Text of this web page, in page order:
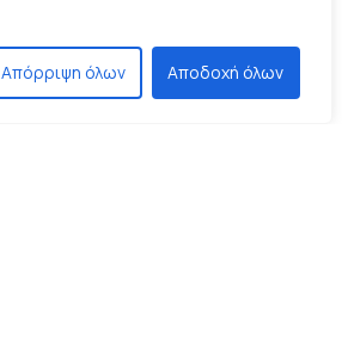
Απόρριψη όλων Αποδοχή όλων